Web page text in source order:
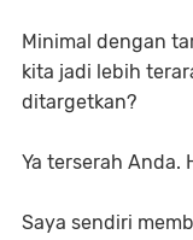
Minimal dengan
kita jadi lebih
ditargetkan?
Ya terserah Anda.
Saya sendiri